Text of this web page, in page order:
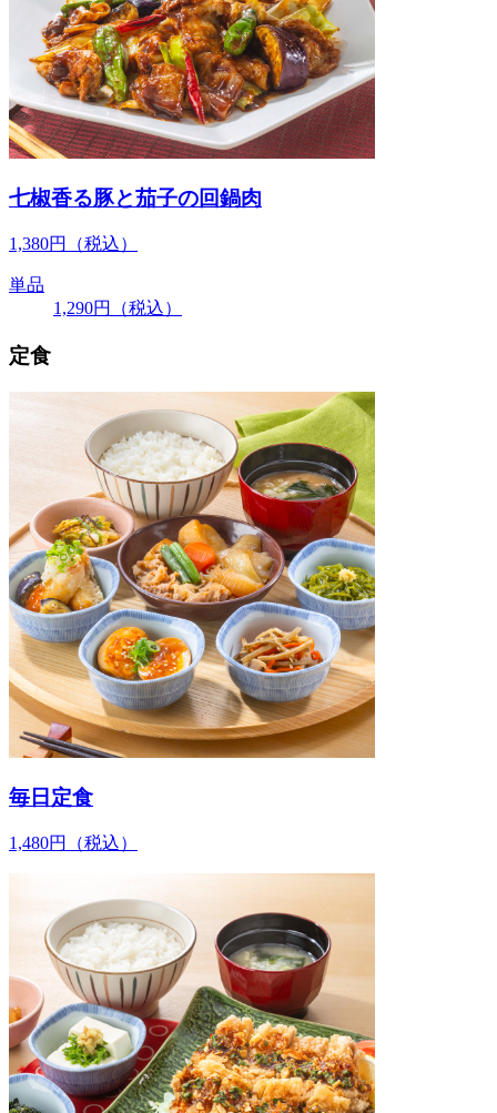
七椒香る豚と茄子の回鍋肉
1,380円 （税込）
単品
1,290円 （税込）
定食
毎日定食
1,480円 （税込）